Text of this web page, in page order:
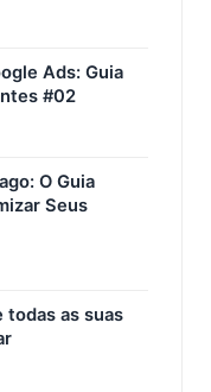
Ads: Guia
#02
O Guia
Seus
todas as suas